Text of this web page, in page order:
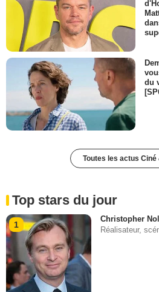
du
Toutes les actus Ciné
Top stars du jour
1
Christopher
Réalisateur,